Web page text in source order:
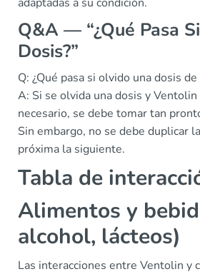
Q&A — “¿Qué Pasa
Dosis?”
Q: ¿Qué pasa si olvido una dosis
A: Si se olvida una dosis y
necesario, se debe tomar tan
Sin embargo, no se debe duplicar
próxima la siguiente.
Tabla de
Alimentos y
alcohol, lácteos)
Las interacciones entre Ventolin y